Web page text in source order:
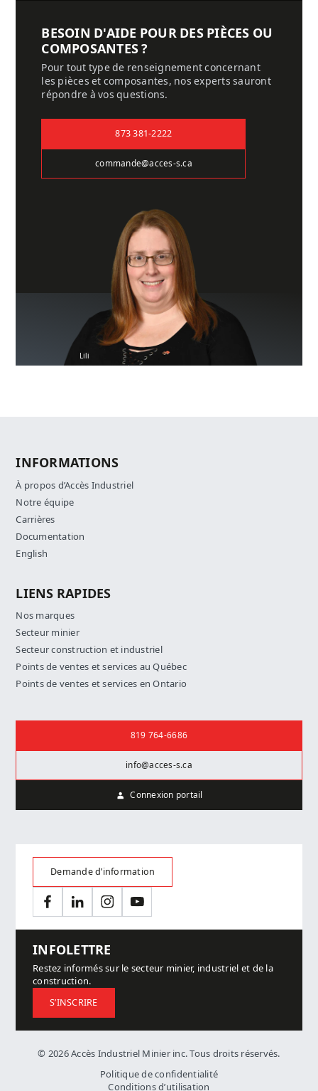
BESOIN D'AIDE POUR DES PIÈCES OU
COMPOSANTES ?
Pour tout type de renseignement concernant
les pièces et composantes, nos experts sauront
répondre à vos questions.
873 381-2222
commande@acces-s.ca
Lili
INFORMATIONS
À propos d’Accès Industriel
Notre équipe
Carrières
Documentation
English
LIENS RAPIDES
Nos marques
Secteur minier
Secteur construction et industriel
Points de ventes et services au Québec
Points de ventes et services en Ontario
819 764-6686
info@acces-s.ca
Connexion portail
Demande d’information
FacebookLinkedInInstagramYouTube
INFOLETTRE
Restez informés sur le secteur minier, industriel et de la
construction.
S’INSCRIRE
© 2026 Accès Industriel Minier inc. Tous droits réservés.
Politique de confidentialité
Conditions d’utilisation